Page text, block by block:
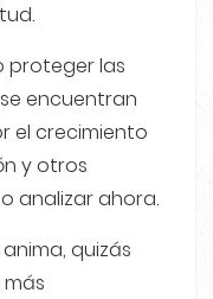
proteger las
encuentran
el crecimiento
y otros
analizar ahora.
quizás